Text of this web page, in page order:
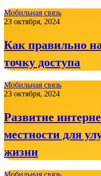
Мобильная связь
23 октября, 2024
Как правильно
точку доступа
Мобильная связь
23 октября, 2024
Развитие
местности для
жизни
Мобильная связь